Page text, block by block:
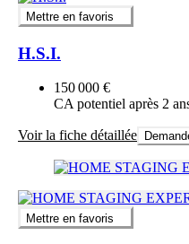
Mettre en favoris
H.S.I.
150 000 €
CA potentiel après 2
Voir la fiche détaillée
Mettre en favoris